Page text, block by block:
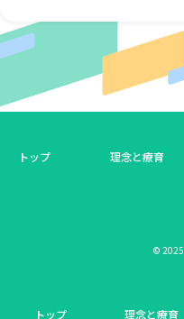
トップ 理念と療育
トップ 理念と療育
© 2025